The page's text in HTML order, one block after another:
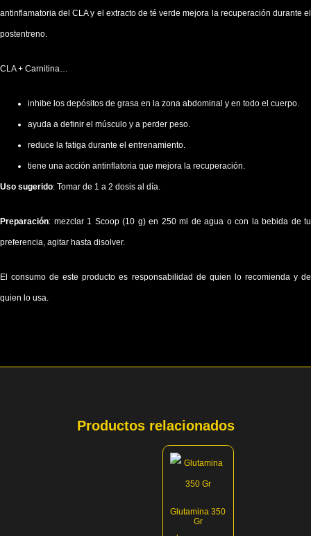
antinflamatoria del CLA y el extracto de té verde mejora la recuperación durante el
postentreno.
CLA + Carnitina…
inhibe los depósitos de grasa en la zona abdominal y en todo el cuerpo.
ayuda a definir el músculo y a perder peso.
reduce la fatiga durante el entrenamiento.
tiene una acción antinflatoria que mejora la recuperación.
Uso sugerido: Tomar de 1 a 2 dosis al día.
Preparación: mezclar 1 Scoop (10 g) en 250 ml de agua o con la bebida de tu
preferencia, agitar hasta disolver.
El consumo de este producto es responsabilidad de quien lo recomienda y de
quien lo usa.
Productos relacionados
Glutamina 350
Gr